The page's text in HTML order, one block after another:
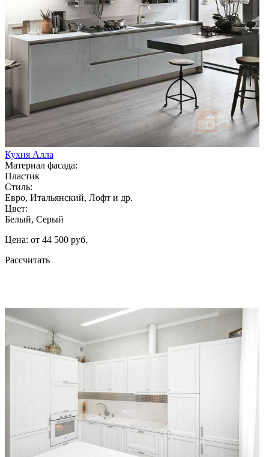
Кухня Алла
Материал фасада:
Пластик
Стиль:
Евро, Итальянский, Лофт и др.
Цвет:
Белый, Серый
Цена: от 44 500 руб.
Рассчитать